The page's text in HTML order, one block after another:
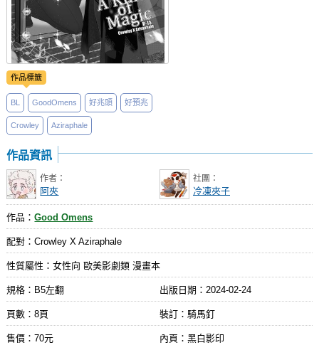
作品標籤
BL GoodOmens 好兆頭 好預兆
Crowley Aziraphale
作品資訊
作者：
阿夾
社團：
冷凍夾子
作品：Good Omens
配對：Crowley X Aziraphale
性質屬性：女性向 歐美影劇類 漫畫本
規格：B5左翻 出版日期： 2024-02-24
頁數：8頁 裝訂：騎馬釘
售價：70元 內頁：黑白影印